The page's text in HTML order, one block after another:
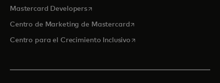
Mastercard Developersse abre en una pestaña nueva
Centro de Marketing de Mastercardse abre en una pestaña
Centro para el Crecimiento Inclusivose abre en una pestaña